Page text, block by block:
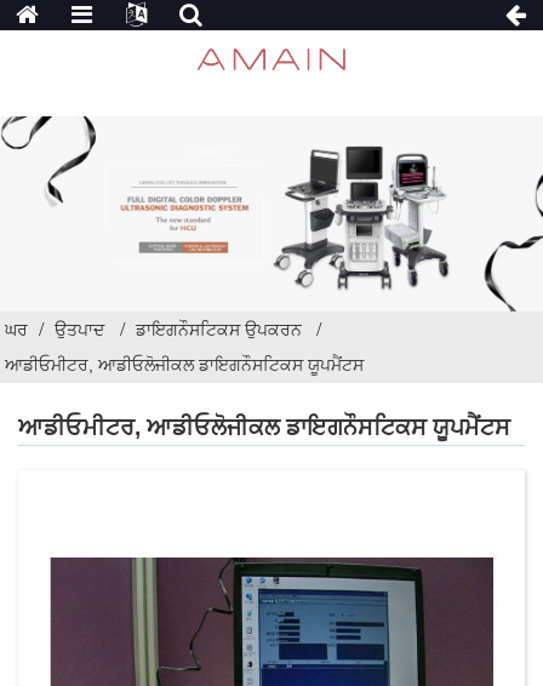
ਘਰ ਉਤਪਾਦ
ਡਾਇਗਨੌਸਟਿਕਸ ਉਪਕਰਨ
ਆਡੀਓਮੀਟਰ, ਆਡੀਓਲੋਜੀਕਲ ਡਾਇਗਨੌਸਟਿਕਸ ਯੂਪਮੈਂਟਸ
ਆਡੀਓਮੀਟਰ, ਆਡੀਓਲੋਜੀਕਲ ਡਾਇਗਨੌਸਟਿਕਸ ਯੂਪਮੈਂਟਸ